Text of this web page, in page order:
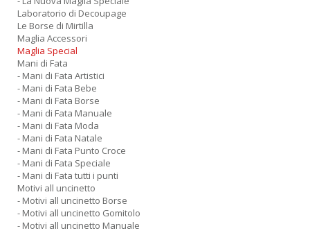
Laboratorio di Decoupage
Le Borse di Mirtilla
Maglia Accessori
Maglia Special
Mani di Fata
- Mani di Fata Artistici
- Mani di Fata Bebe
- Mani di Fata Borse
- Mani di Fata Manuale
- Mani di Fata Moda
- Mani di Fata Natale
- Mani di Fata Punto Croce
- Mani di Fata Speciale
- Mani di Fata tutti i punti
Motivi all uncinetto
- Motivi all uncinetto Borse
- Motivi all uncinetto Gomitolo
- Motivi all uncinetto Manuale